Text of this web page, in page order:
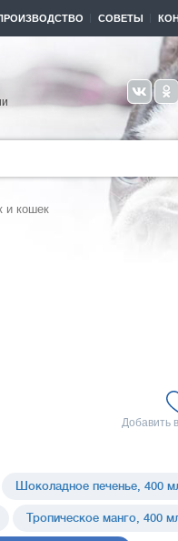
СОВЕТЫ
и кошек
Добавить
Шоколадное печенье, 400
Тропическое манго, 400